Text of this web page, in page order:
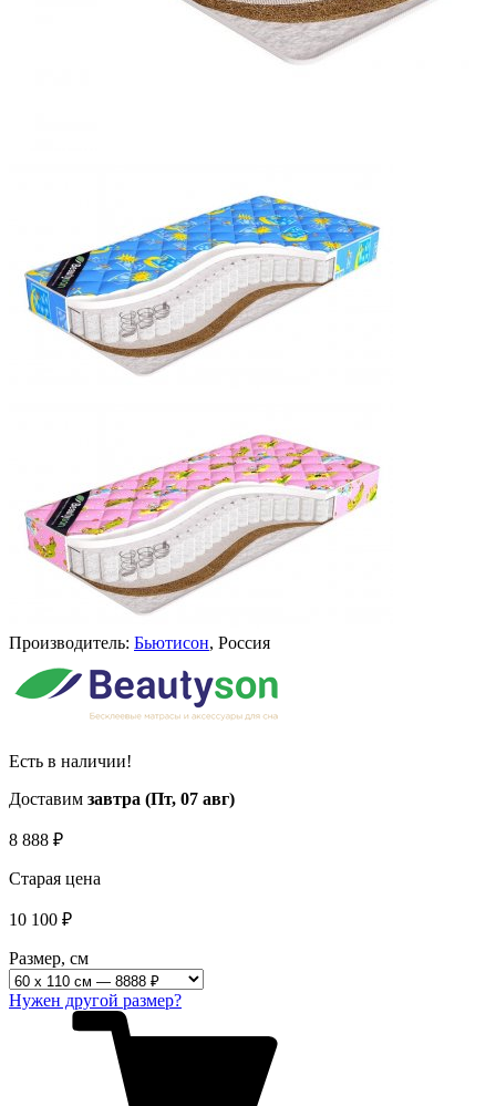
Производитель: Бьютисон, Россия
Есть в наличии!
Доставим завтра (Пт, 07 авг)
8 888 ₽
Старая цена
10 100 ₽
Размер, см
Нужен другой размер?